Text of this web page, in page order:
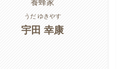
養蜂家
うだ ゆきやす
宇田 幸康